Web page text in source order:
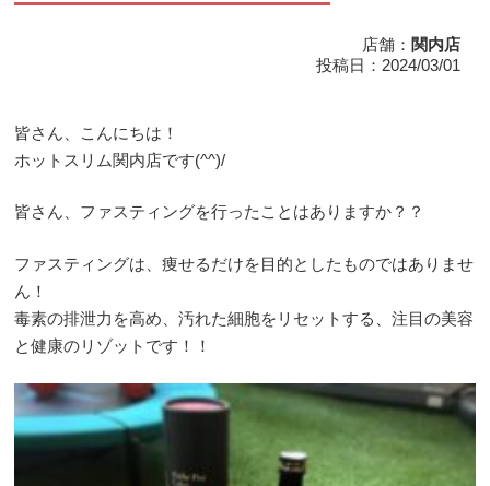
店舗： 関内店
投稿日：2024/03/01
皆さん、こんにちは！
ホットスリム関内店です(^^)/
皆さん、ファスティングを行ったことはありますか？？
ファスティングは、痩せるだけを目的としたものではありませ
ん！
毒素の排泄力を高め、汚れた細胞をリセットする、注目の美容
と健康のリゾットです！！